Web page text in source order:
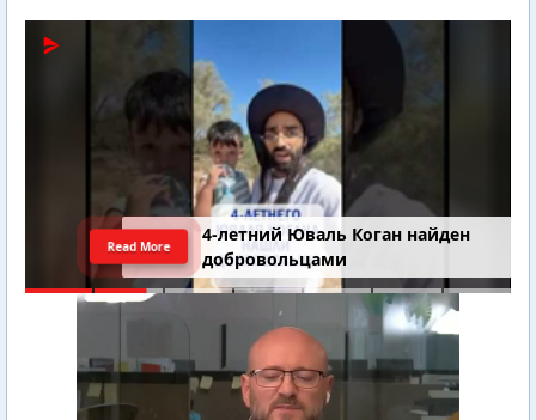
4-летний Юваль Коган найден
добровольцами
Read More